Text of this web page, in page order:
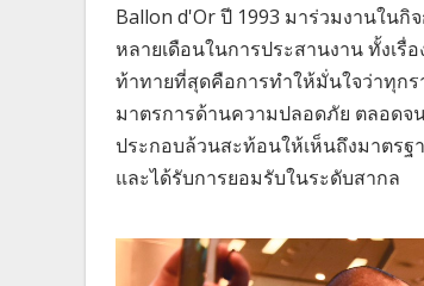
Ballon d'Or ปี 1993 มาร่วมงานในกิ
หลายเดือนในการประสานงาน ทั้งเ
ท้าทายที่สุดคือการทำให้มั่นใจว่าทุกร
มาตรการด้านความปลอดภัย ตลอด
ประกอบล้วนสะท้อนให้เห็นถึงมาตร
และได้รับการยอมรับในระดับสากล